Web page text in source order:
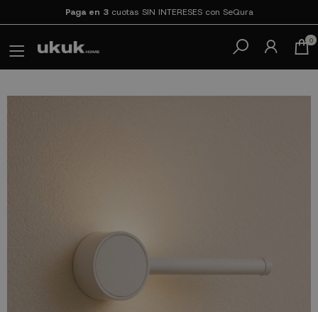
Paga en 3cuotas SIN INTERESES con SeQura
0